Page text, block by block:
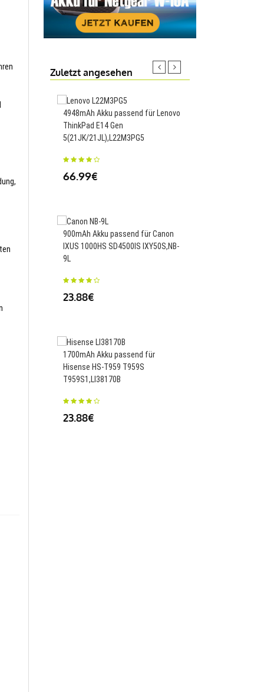
Zuletzt angesehen
4948mAh Akku passend für Lenovo
ThinkPad E14 Gen
5(21JK/21JL),L22M3PG5
66.99€
900mAh Akku passend für Canon
IXUS 1000HS SD4500IS IXY50S,NB-
9L
23.88€
1700mAh Akku passend für
Hisense HS-T959 T959S
T959S1,LI38170B
23.88€